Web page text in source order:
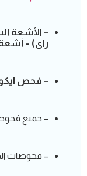
– الأشعة
راى) –
– فحص ايكو
– جميع
– فحوصات